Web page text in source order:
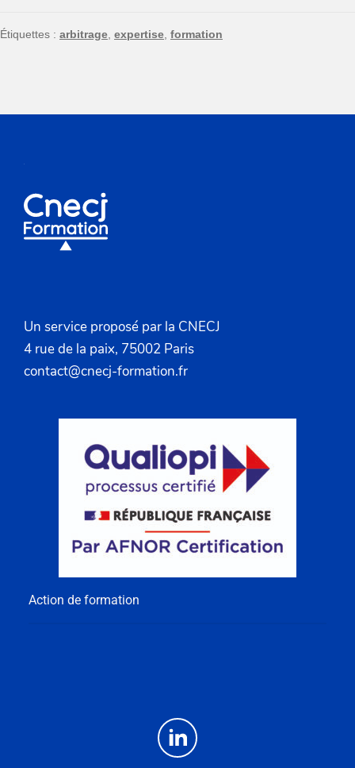
Étiquettes : arbitrage, expertise, formation
Un service proposé par la CNECJ
4 rue de la paix, 75002 Paris
contact@cnecj-formation.fr
Action de formation